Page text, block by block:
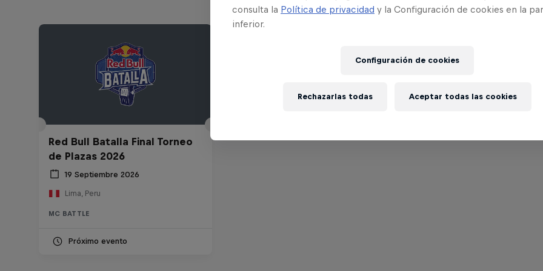
Red Bull Batalla Final Torneo
de Plazas 2026
19 Septiembre 2026
Lima, Peru
MC BATTLE
Próximo evento
consulta la Política de privacidad y la Configuración de cookies en la
inferior.
Configuración de cookies
Rechazarlas todas Aceptar todas las cookies